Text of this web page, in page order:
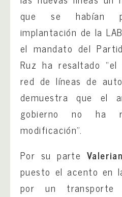
que se habían
implantación de la
el mandato del
Ruz ha resaltado
red de líneas de
demuestra que el
gobierno no ha
modificación”.
Por su parte
puesto el acento en
por un transporte